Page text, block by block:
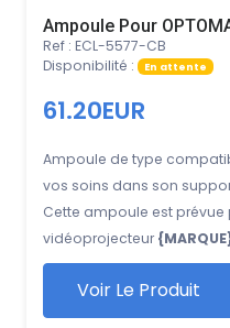
Ampoule Pour
Ref : ECL-5577-CB
Disponibilité :
En attente
61.20EUR
Ampoule de type
vos soins dans son
Cette ampoule est
vidéoprojecteur
Voir Le Produit